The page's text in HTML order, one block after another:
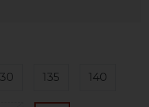
135 140